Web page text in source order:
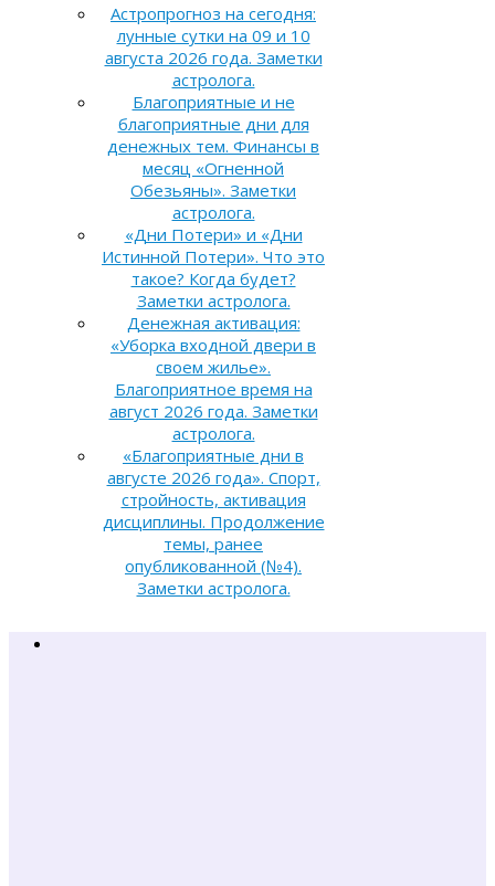
Астропрогноз на сегодня:
лунные сутки на 09 и 10
августа 2026 года. Заметки
астролога.
Благоприятные и не
благоприятные дни для
денежных тем. Финансы в
месяц «Огненной
Обезьяны». Заметки
астролога.
«Дни Потери» и «Дни
Истинной Потери». Что это
такое? Когда будет?
Заметки астролога.
Денежная активация:
«Уборка входной двери в
своем жилье».
Благоприятное время на
август 2026 года. Заметки
астролога.
«Благоприятные дни в
августе 2026 года». Спорт,
стройность, активация
дисциплины. Продолжение
темы, ранее
опубликованной (№4).
Заметки астролога.